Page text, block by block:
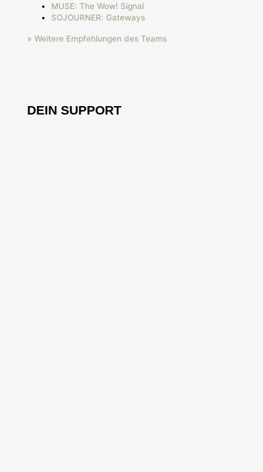
MUSE: The Wow! Signal
SOJOURNER: Gateways
» Weitere Empfehlungen des Teams
DEIN SUPPORT